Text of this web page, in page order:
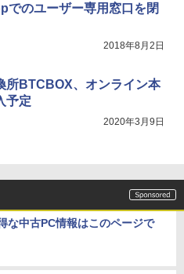
でのユーザー専用窓口を閉
2018年8月2日
所BTCBOX、オンライン本
予定
2020年3月9日
な中古PC情報はこのページで